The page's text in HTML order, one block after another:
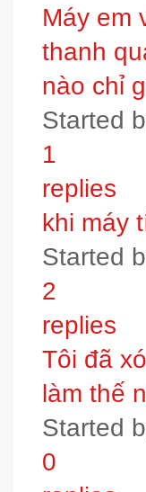
Máy em
thanh
nào chỉ
Started
1
replies
khi máy
Started
2
replies
Tôi đã
làm thế
Started
0